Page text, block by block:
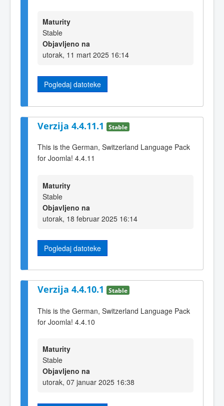
Maturity
Stable
Objavljeno na
utorak, 11 mart 2025 16:14
Pogledaj datoteke
Verzija 4.4.11.1 Stable
This is the German, Switzerland Language Pack
for Joomla! 4.4.11
Maturity
Stable
Objavljeno na
utorak, 18 februar 2025 16:14
Pogledaj datoteke
Verzija 4.4.10.1 Stable
This is the German, Switzerland Language Pack
for Joomla! 4.4.10
Maturity
Stable
Objavljeno na
utorak, 07 januar 2025 16:38